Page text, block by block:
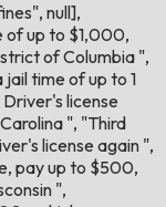
null],
of up to $1,000,
of Columbia ",
time of up to 1
license
", "Third
license again ",
pay up to $500,
",